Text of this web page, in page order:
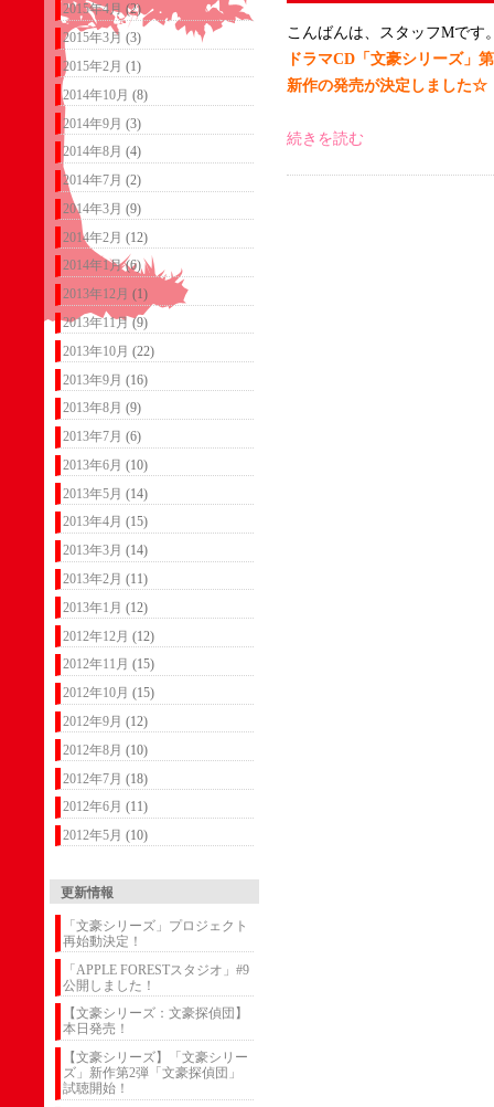
2015年4月 (2)
2015年3月 (3)
2015年2月 (1)
2014年10月 (8)
2014年9月 (3)
2014年8月 (4)
2014年7月 (2)
2014年3月 (9)
2014年2月 (12)
2014年1月(6)
2013年12月 (1)
2013年11月 (9)
2013年10月 (22)
2013年9月 (16)
2013年8月 (9)
2013年7月 (6)
2013年6月 (10)
2013年5月 (14)
2013年4月 (15)
2013年3月 (14)
2013年2月 (11)
2013年1月 (12)
2012年12月 (12)
2012年11月 (15)
2012年10月 (15)
2012年9月 (12)
2012年8月 (10)
2012年7月 (18)
2012年6月 (11)
2012年5月 (10)
更新情報
「文豪シリーズ」プロジェクト
再始動決定！
「APPLE FORESTスタジオ」#9
公開しました！
【文豪シリーズ：文豪探偵団】
本日発売！
【文豪シリーズ】「文豪シリー
ズ」新作第2弾「文豪探偵団」
試聴開始！
こんばんは、スタッフMです
ドラマCD「文豪シリーズ」
新作の発売が決定しました☆
続きを読む